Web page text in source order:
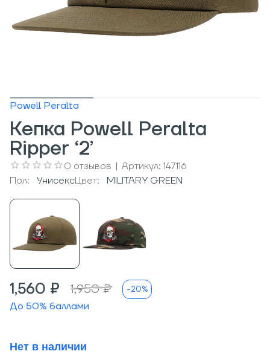
Powell Peralta
Кепка Powell Peralta
Ripper ‘2’
0 отзывов | Артикул: 147116
Пол:
УнисексЦвет: MILITARY GREEN
1,560 ₽ 1,950 ₽ -20%
До 50% баллами
Нет в наличии